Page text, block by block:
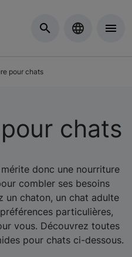
pour chats
chats
donc une nourriture
combler ses besoins
un chaton, un chat adulte
particulières,
vous. Découvrez toutes
pour chats ci-dessous.